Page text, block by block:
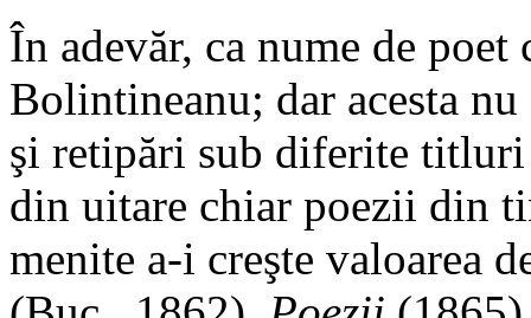
În adevăr, ca nume de
Bolintineanu; dar acesta
şi retipări sub diferite
din uitare chiar poezii din
menite a-i creşte valoarea